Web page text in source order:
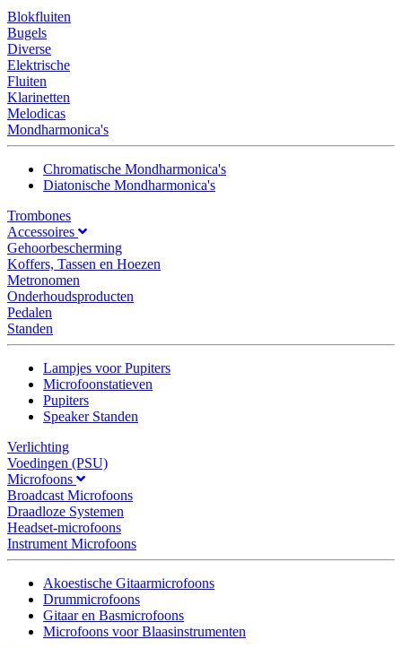
Blokfluiten
Bugels
Diverse
Elektrische
Fluiten
Klarinetten
Melodicas
Mondharmonica's
Chromatische Mondharmonica's
Diatonische Mondharmonica's
Trombones
Accessoires
Gehoorbescherming
Koffers, Tassen en Hoezen
Metronomen
Onderhoudsproducten
Pedalen
Standen
Lampjes voor Pupiters
Microfoonstatieven
Pupiters
Speaker Standen
Verlichting
Voedingen (PSU)
Microfoons
Broadcast Microfoons
Draadloze Systemen
Headset-microfoons
Instrument Microfoons
Akoestische Gitaarmicrofoons
Drummicrofoons
Gitaar en Basmicrofoons
Microfoons voor Blaasinstrumenten